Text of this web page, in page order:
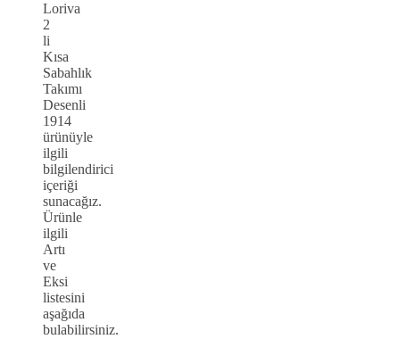
Loriva
2
li
Kısa
Sabahlık
Takımı
Desenli
1914
ürünüyle
ilgili
bilgilendirici
içeriği
sunacağız.
Ürünle
ilgili
Artı
ve
Eksi
listesini
aşağıda
bulabilirsiniz.